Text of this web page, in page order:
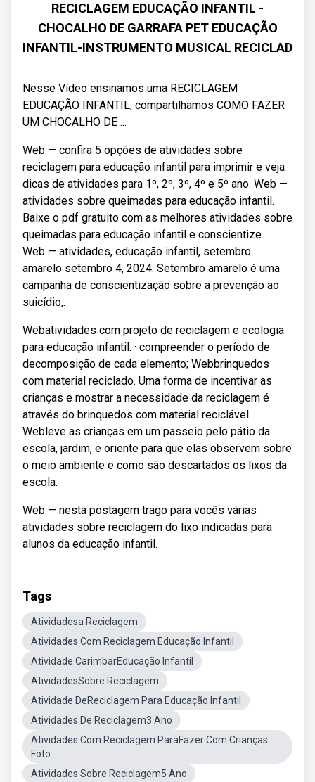
RECICLAGEM EDUCAÇÃO INFANTIL -
CHOCALHO DE GARRAFA PET EDUCAÇÃO
INFANTIL-INSTRUMENTO MUSICAL RECICLAD
Nesse Vídeo ensinamos uma RECICLAGEM
EDUCAÇÃO INFANTIL, compartilhamos COMO FAZER
UM CHOCALHO DE ...
Web — confira 5 opções de atividades sobre
reciclagem para educação infantil para imprimir e veja
dicas de atividades para 1º, 2º, 3º, 4º e 5º ano. Web —
atividades sobre queimadas para educação infantil.
Baixe o pdf gratuito com as melhores atividades sobre
queimadas para educação infantil e conscientize.
Web — atividades, educação infantil, setembro
amarelo setembro 4, 2024. Setembro amarelo é uma
campanha de conscientização sobre a prevenção ao
suicídio,.
Webatividades com projeto de reciclagem e ecologia
para educação infantil. · compreender o período de
decomposição de cada elemento; Webbrinquedos
com material reciclado. Uma forma de incentivar as
crianças e mostrar a necessidade da reciclagem é
através do brinquedos com material reciclável.
Webleve as crianças em um passeio pelo pátio da
escola, jardim, e oriente para que elas observem sobre
o meio ambiente e como são descartados os lixos da
escola.
Web — nesta postagem trago para vocês várias
atividades sobre reciclagem do lixo indicadas para
alunos da educação infantil.
Tags
Atividadesa Reciclagem
Atividades Com Reciclagem Educação Infantil
Atividade CarimbarEducação Infantil
AtividadesSobre Reciclagem
Atividade DeReciclagem Para Educação Infantil
Atividades De Reciclagem3 Ano
Atividades Com Reciclagem ParaFazer Com Crianças
Foto
Atividades Sobre Reciclagem5 Ano